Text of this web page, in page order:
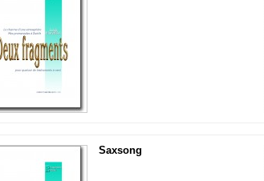
Saxsong